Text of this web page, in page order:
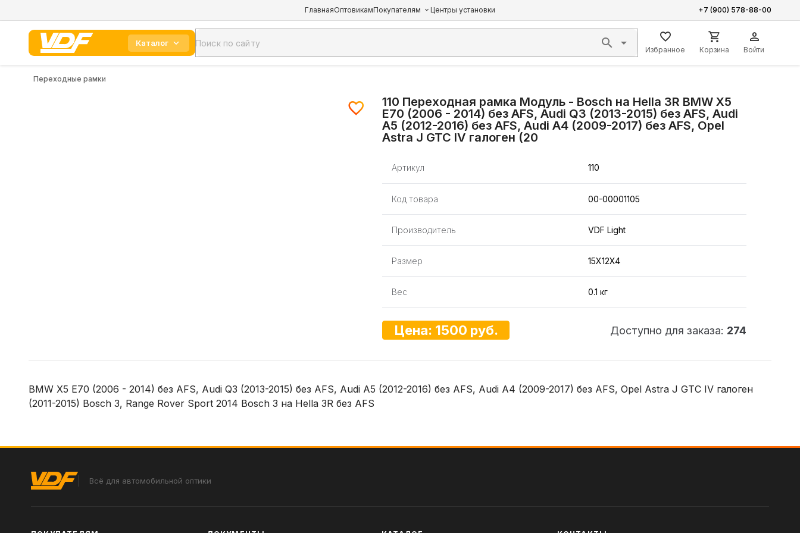
ГлавнаяОптовикамПокупателям Центры установки +7 (900) 578-88-00
Каталог
Избранное Корзина Войти
Переходные рамки
110 Переходная рамка Модуль - Bosch на Hella 3R BMW X5
E70 (2006 - 2014) без AFS, Audi Q3 (2013-2015) без AFS, Audi
А5 (2012-2016) без AFS, Audi A4 (2009-2017) без AFS, Opel
Astra J GTC IV галоген (20
Артикул 110
Код товара 00-00001105
Производитель VDF Light
Размер 15X12X4
Вес 0.1 кг
Цена: 1500 руб. Доступно для заказа: 274
BMW X5 E70 (2006 - 2014) без AFS, Audi Q3 (2013-2015) без AFS, Audi А5 (2012-2016) без AFS, Audi A4 (2009-2017) без AFS, Opel Astra J GTC IV галоген
(2011-2015) Bosch 3, Range Rover Sport 2014 Bosch 3 на Hella 3R без AFS
Всё для автомобильной оптики